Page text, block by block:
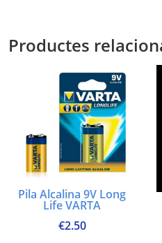
Productes
Pila Alcalina 9V Long
Life VARTA
€2.50